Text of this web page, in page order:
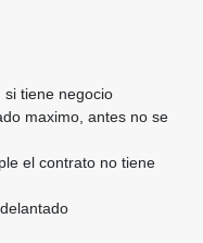
.. si tiene negocio
maximo, antes no se
el contrato no tiene